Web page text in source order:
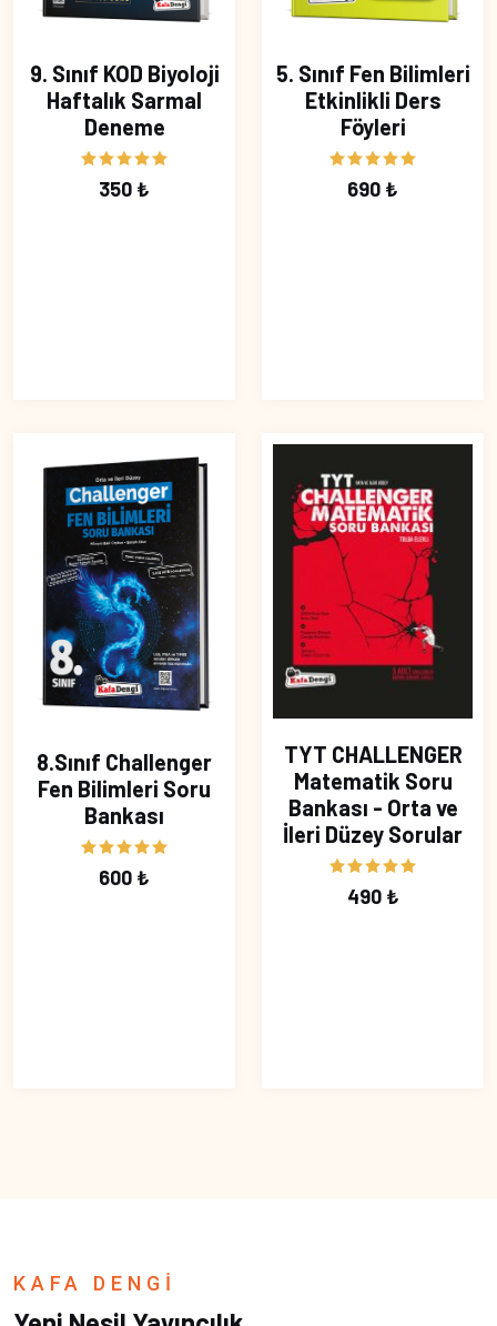
9. Sınıf KOD Biyoloji
Haftalık Sarmal
Deneme
350 ₺
5. Sınıf Fen Bilimleri
Etkinlikli Ders
Föyleri
690 ₺
8.Sınıf Challenger
Fen Bilimleri Soru
Bankası
600 ₺
TYT CHALLENGER
Matematik Soru
Bankası - Orta ve
İleri Düzey Sorular
490 ₺
KAFA DENGİ